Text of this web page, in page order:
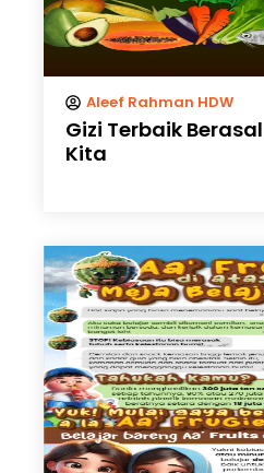
Aleef Rahman HDW
Gizi Terbaik
Kita